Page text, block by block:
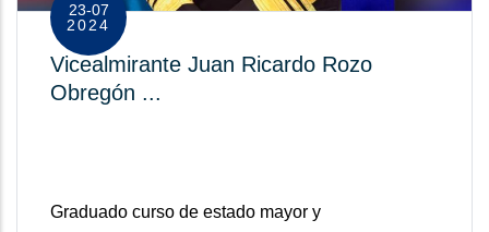
23-07
2024
Vicealmirante Juan Ricardo Rozo
Obregón ...
Graduado curso de estado mayor y